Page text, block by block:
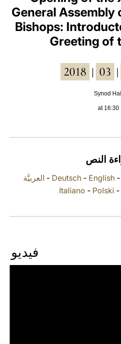
General Assembly
Bishops:
Greeting of
2018 03
Synod Hall
at 16:30
النص
العربيَّة - Deutsch- English-
Italiano - Polski -
فيديو